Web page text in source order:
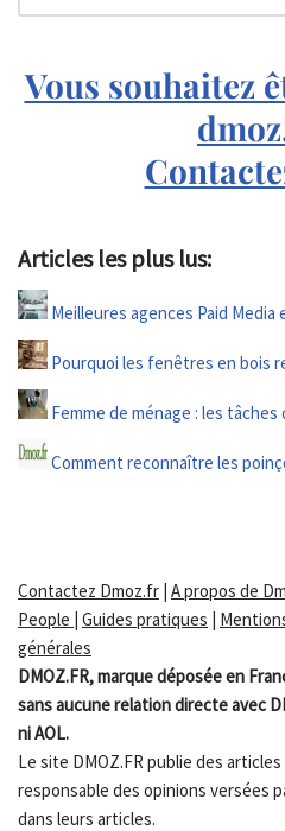
Vous souhaitez
Articles les plus lus:
Meilleures agences Paid
Pourquoi les fenêtres en bois
Femme de ménage : les
Comment reconnaître les
Contactez Dmoz.fr | A propos de
People | Guides pratiques |
générales
DMOZ.FR, marque déposée en
sans aucune relation directe avec
ni AOL.
Le site DMOZ.FR publie des
responsable des opinions versées
dans leurs articles.